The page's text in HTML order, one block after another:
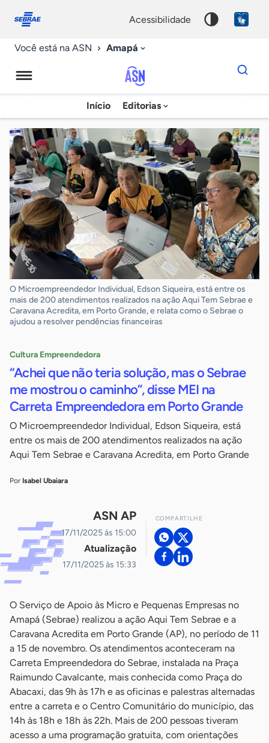
conosco
acessibilidade
Você está na ASN Amapá
Agência
Sebrae
de
Notícias
Início Editorias
Dados
para
chave
O Microempreendedor Individual, Edson Siqueira, está entre os
mais de 200 atendimentos realizados na ação Aqui Tem Sebrae e
Caravana Acredita, em Porto Grande, e relata como o Sebrae o
ajudou a resolver pendências financeiras
Cultura Empreendedora
“Achei que não teria solução, mas o Sebrae
me mostrou o caminho”, disse MEI na
Carreta Empreendedora em Porto Grande
O Microempreendedor Individual, Edson Siqueira, está
entre os mais de 200 atendimentos realizados na ação
Aqui Tem Sebrae e Caravana Acredita, em Porto Grande
Por Isabel Ubaiara
ASN AP
17/11/2025 às 15:00
Atualização
17/11/2025 às 15:33
COMPARTILHE
O Serviço de Apoio às Micro e Pequenas Empresas no
Amapá (Sebrae) realizou a ação Aqui Tem Sebrae e a
Caravana Acredita em Porto Grande (AP), no período de 11
a 15 de novembro. Os atendimentos aconteceram na
Carreta Empreendedora do Sebrae, instalada na Praça
Raimundo Cavalcante, mais conhecida como Praça do
Abacaxi, das 9h às 17h e as oficinas e palestras alternadas
entre a carreta e o Centro Comunitário do município, das
14h às 18h e 18h às 22h. Mais de 200 pessoas tiveram
acesso a uma programação gratuita, com orientações